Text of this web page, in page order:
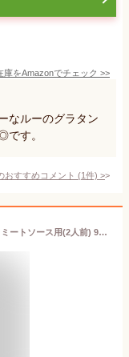
庫をAmazonでチェック >>
なルーのグラタン
です。
おすすめコメント (1件) >
マ・マー マカロニたっぷりグラタンセット ミートソース用(2人前) 96g×6個